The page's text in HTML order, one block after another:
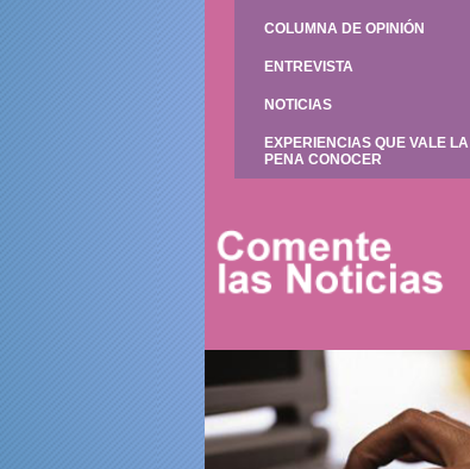
COLUMNA DE OPINIÓN
ENTREVISTA
NOTICIAS
EXPERIENCIAS QUE VALE LA
PENA CONOCER